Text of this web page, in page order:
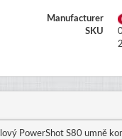
Manufacturer
SKU
PowerShot S80 umně